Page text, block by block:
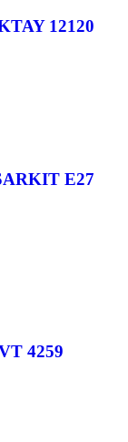
12120
E27
4259